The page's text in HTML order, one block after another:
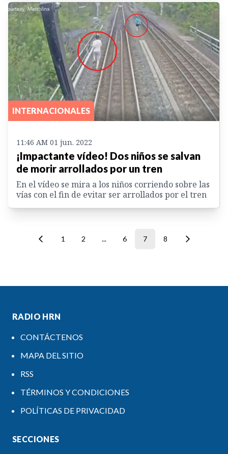
INTERNACIONALES
11:46 AM 01 jun. 2022
¡Impactante vídeo! Dos niños se salvan
de morir arrollados por un tren
En el vídeo se mira a los niños corriendo sobre las
vías con el fin de evitar ser arrollados por el tren
1 2 ... 6 7 8
RADIO HRN
CONTÁCTENOS
MAPA DEL SITIO
RSS
TÉRMINOS Y CONDICIONES
POLÍTICAS DE PRIVACIDAD
SECCIONES